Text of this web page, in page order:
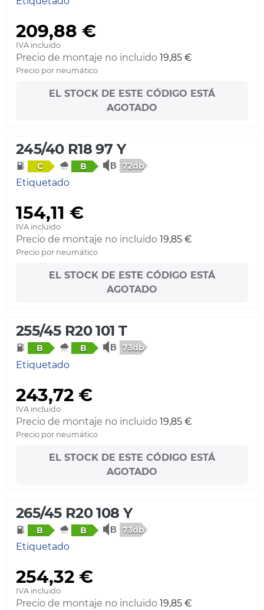
209,88 €
IVA incluido
Precio de montaje no incluido 19,85 €
Precio por neumático
EL STOCK DE ESTE CÓDIGO ESTÁ
AGOTADO
245/40 R18 97 Y
C B 72db
Etiquetado
154,11 €
IVA incluido
Precio de montaje no incluido 19,85 €
Precio por neumático
EL STOCK DE ESTE CÓDIGO ESTÁ
AGOTADO
255/45 R20 101 T
B B 73db
Etiquetado
243,72 €
IVA incluido
Precio de montaje no incluido 19,85 €
Precio por neumático
EL STOCK DE ESTE CÓDIGO ESTÁ
AGOTADO
265/45 R20 108 Y
B B 73db
Etiquetado
254,32 €
IVA incluido
Precio de montaje no incluido 19,85 €